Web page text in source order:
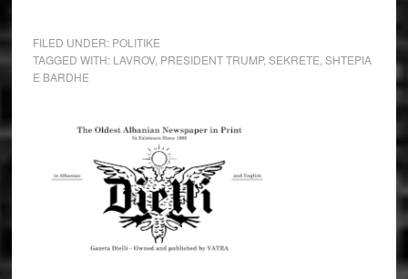
FILED UNDER: POLITIKE
TAGGED WITH: LAVROV, PRESIDENT TRUMP, SEKRETE SHTEPIA
E BARDHE